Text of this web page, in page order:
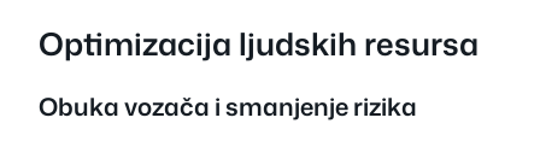
Optimizacija ljudskih resursa
Obuka vozača i smanjenje rizika